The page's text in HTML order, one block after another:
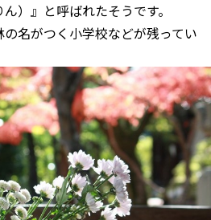
）』と呼ばれたそうです。
名がつく小学校などが残ってい